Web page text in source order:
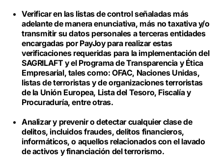
Verificar en las listas de control señaladas más
adelante de manera enunciativa, más no taxativa y/o
transmitir su datos personales a terceras entidades
encargadas por PayJoy para realizar estas
verificaciones requeridas para la implementación del
SAGRILAFT y el Programa de Transparencia y Ética
Empresarial, tales como: OFAC, Naciones Unidas,
listas de terroristas y de organizaciones terroristas
de la Unión Europea, Lista del Tesoro, Fiscalía y
Procuraduría, entre otras.
Analizar y prevenir o detectar cualquier clase de
delitos, incluidos fraudes, delitos financieros,
informáticos, o aquellos relacionados con el lavado
de activos y financiación del terrorismo.